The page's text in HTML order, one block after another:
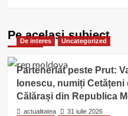
Pe acelasi subiect
De interes Uncategorized
Parteneriat peste Prut:
Ionescu, numiți
Călărași din Republica
actualitatea
31 iulie 2026